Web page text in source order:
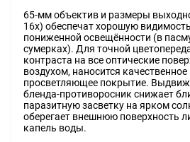
65-мм объектив и размеры
16x) обеспечат хорошую
пониженной освещённости (в
сумерках). Для точной
контраста на все оптические
воздухом, наносится
просветляющее покрытие.
бленда-противоросник снижает
паразитную засветку на ярком
оберегает внешнюю поверхность
капель воды.